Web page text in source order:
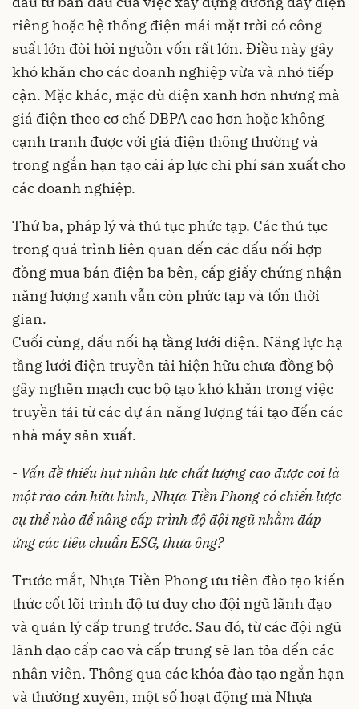
riêng hoặc hệ thống điện mái mặt trời có công
suất lớn đòi hỏi nguồn vốn rất lớn. Điều này gây
khó khăn cho các doanh nghiệp vừa và nhỏ tiếp
cận. Mặc khác, mặc dù điện xanh hơn nhưng mà
giá điện theo cơ chế DBPA cao hơn hoặc không
cạnh tranh được với giá điện thông thường và
trong ngắn hạn tạo cái áp lực chi phí sản xuất cho
các doanh nghiệp.
Thứ ba, pháp lý và thủ tục phức tạp. Các thủ tục
trong quá trình liên quan đến các đấu nối hợp
đồng mua bán điện ba bên, cấp giấy chứng nhận
năng lượng xanh vẫn còn phức tạp và tốn thời
gian.
Cuối cùng, đấu nối hạ tầng lưới điện. Năng lực hạ
tầng lưới điện truyền tải hiện hữu chưa đồng bộ
gây nghẽn mạch cục bộ tạo khó khăn trong việc
truyền tải từ các dự án năng lượng tái tạo đến các
nhà máy sản xuất.
- Vấn đề thiếu hụt nhân lực chất lượng cao được coi là
một rào cản hữu hình, Nhựa Tiền Phong có chiến lược
cụ thể nào để nâng cấp trình độ đội ngũ nhằm đáp
ứng các tiêu chuẩn ESG, thưa ông?
Trước mắt, Nhựa Tiền Phong ưu tiên đào tạo kiến
thức cốt lõi trình độ tư duy cho đội ngũ lãnh đạo
và quản lý cấp trung trước. Sau đó, từ các đội ngũ
lãnh đạo cấp cao và cấp trung sẽ lan tỏa đến các
nhân viên. Thông qua các khóa đào tạo ngắn hạn
và thường xuyên, một số hoạt động mà Nhựa